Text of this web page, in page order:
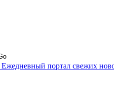
Ежедневный портал свежих